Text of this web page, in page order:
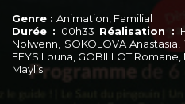
Genre : Animation, Familial
Durée : 00h33 Réalisation :
Nolwenn, SOKOLOVA
FEYS Louna, GOBILLOT
Maylis